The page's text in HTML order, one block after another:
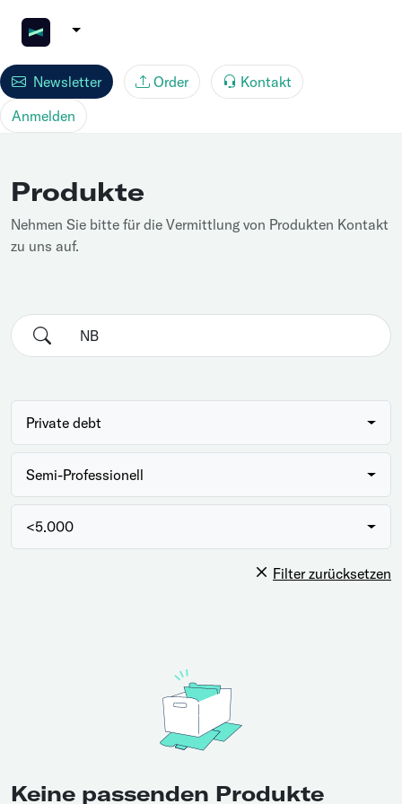
Newsletter Order
Kontakt
Anmelden
Produkte
Nehmen Sie bitte für die Vermittlung von Produkten Kontakt
zu uns auf.
Private debt
Semi-Professionell
<5.000
Filter zurücksetzen
Keine passenden Produkte